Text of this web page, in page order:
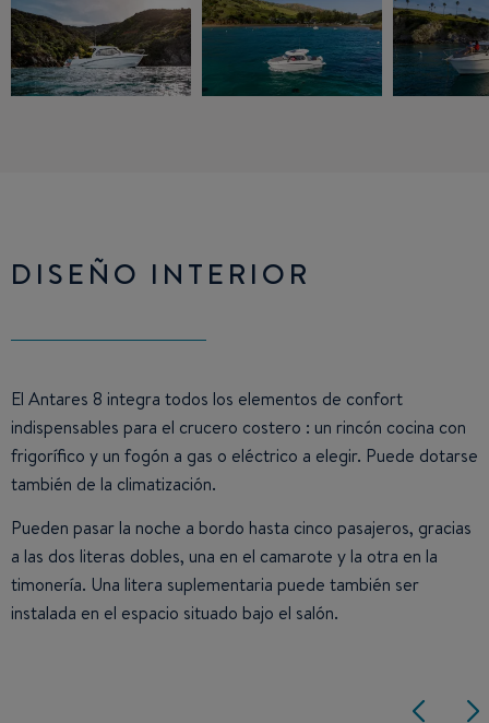
DISEÑO INTERIOR
El Antares 8 integra todos los elementos de confort
indispensables para el crucero costero : un rincón cocina con
frigorífico y un fogón a gas o eléctrico a elegir. Puede dotarse
también de la climatización.
Pueden pasar la noche a bordo hasta cinco pasajeros, gracias
a las dos literas dobles, una en el camarote y la otra en la
timonería. Una litera suplementaria puede también ser
instalada en el espacio situado bajo el salón.